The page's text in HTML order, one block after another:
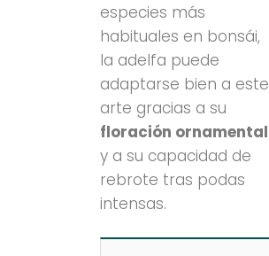
especies más
habituales en bonsái,
la adelfa puede
adaptarse bien a este
arte gracias a su
floración ornamental
y a su capacidad de
rebrote tras podas
intensas.